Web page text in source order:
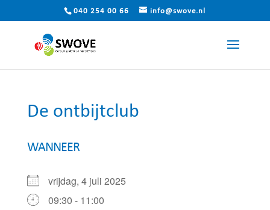
040 254 00 66 info@swove.nl
De ontbijtclub
WANNEER
vrijdag, 4 juli 2025
09:30 - 11:00